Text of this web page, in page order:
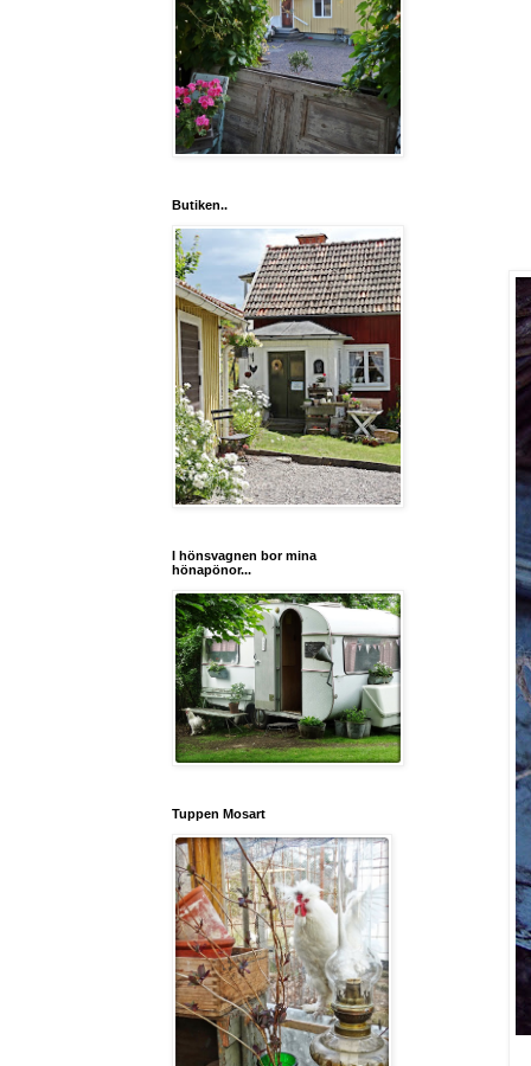
Butiken..
I hönsvagnen bor mina
hönapönor...
Tuppen Mosart